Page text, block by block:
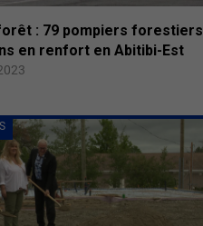
: 79 pompiers forestiers
en renfort en Abitibi-Est